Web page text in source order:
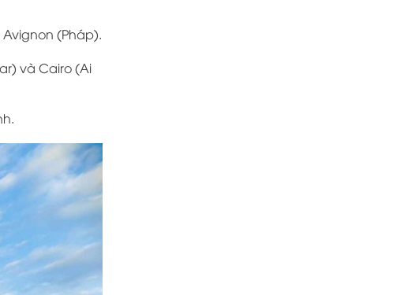
(Pháp).
và Cairo (Ai